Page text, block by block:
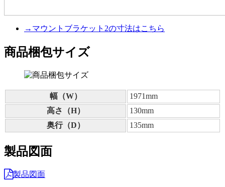
→マウントブラケット2の寸法はこちら
商品梱包サイズ
幅（W）
1971mm
高さ（H）
130mm
奥行（D）
135mm
製品図面
製品図面